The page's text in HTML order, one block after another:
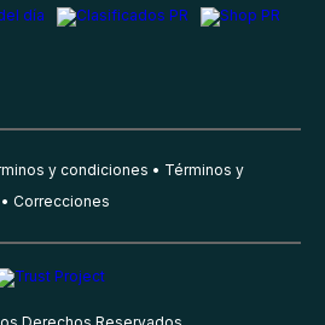
y condiciones
Términos y
Correcciones